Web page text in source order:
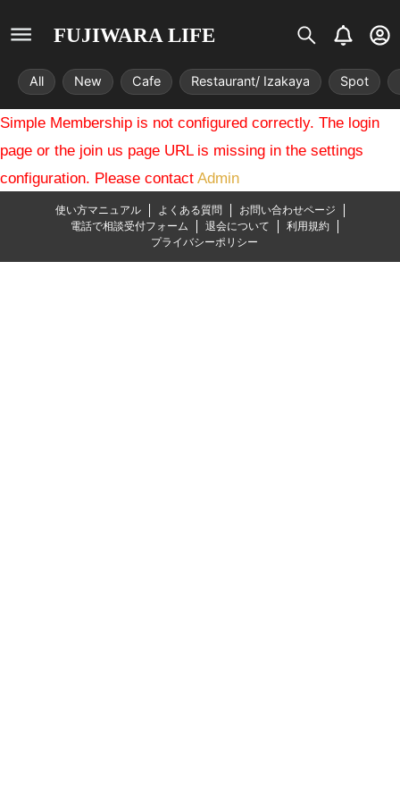
FUJIWARA LIFE
S
i
s
t
r
i
x
B
e
l
l
U
s
r
-
c
c
All New Cafe Restaurant/ Izakaya Spot
Simple Membership is not configured correctly. The login
page or the join us page URL is missing in the settings
configuration. Please contact Admin
使い方マニュアル よくある質問
お問い合わせページ
電話で相談受付フォーム
退会について
利用規約
プライバシーポリシー